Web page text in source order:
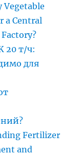
Vegetable
a Central
20 т/ч:
для
Fertilizer
and